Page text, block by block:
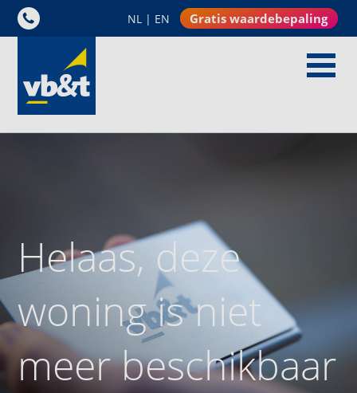
NL | EN Gratis waardebepaling
Helaas, deze
woning is niet
meer beschikbaar